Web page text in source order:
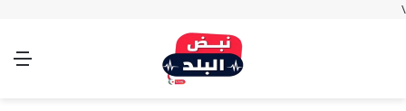
\
الوضع